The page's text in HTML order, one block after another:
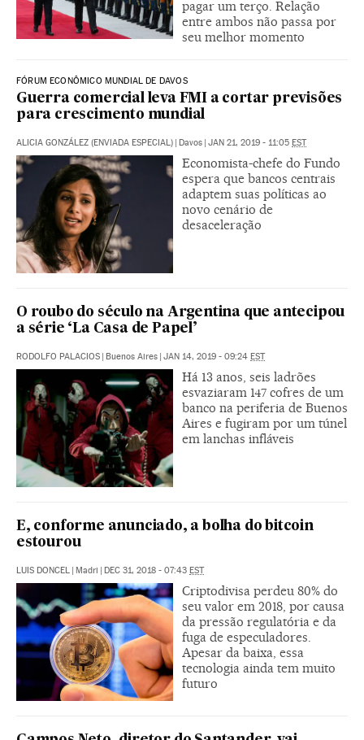
pagar um terço. Relação
entre ambos não passa por
seu melhor momento
FÓRUM ECONÔMICO MUNDIAL DE DAVOS
Guerra comercial leva FMI a cortar previsões
para crescimento mundial
ALICIA GONZÁLEZ (ENVIADA ESPECIAL) | Davos | JAN 21, 2019 - 11:05 EST
Economista-chefe do Fundo
espera que bancos centrais
adaptem suas políticas ao
novo cenário de
desaceleração
O roubo do século na Argentina que antecipou
a série ‘La Casa de Papel’
RODOLFO PALACIOS | Buenos Aires | JAN 14, 2019 - 09:24 EST
Há 13 anos, seis ladrões
esvaziaram 147 cofres de um
banco na periferia de Buenos
Aires e fugiram por um túnel
em lanchas infláveis
E, conforme anunciado, a bolha do bitcoin
estourou
LUIS DONCEL | Madri | DEC 31, 2018 - 07:43 EST
Criptodivisa perdeu 80% do
seu valor em 2018, por causa
da pressão regulatória e da
fuga de especuladores.
Apesar da baixa, essa
tecnologia ainda tem muito
futuro